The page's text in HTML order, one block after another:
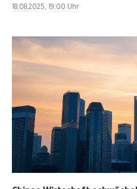
18.08.2025, 19:00 Uhr